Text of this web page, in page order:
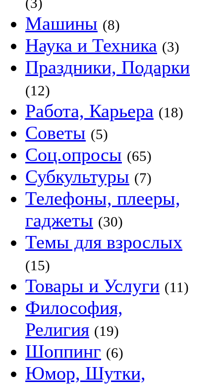
Машины (8)
Наука и Техника (3)
Праздники, Подарки
(12)
Работа, Карьера (18)
Советы (5)
Соц.опросы (65)
Субкультуры (7)
Телефоны, плееры,
гаджеты (30)
Темы для взрослых
(15)
Товары и Услуги (11)
Философия,
Религия (19)
Шоппинг (6)
Юмор, Шутки,